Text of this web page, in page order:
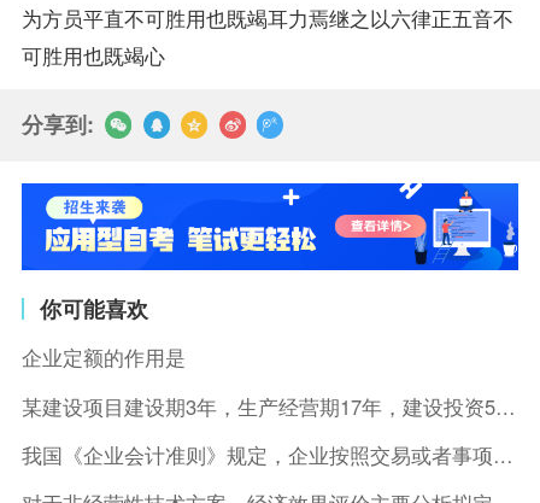
为方员平直不可胜用也既竭耳力焉继之以六律正五音不
可胜用也既竭心
分享到:
你可能喜欢
企业定额的作用是
某建设项目建设期3年，生产经营期17年，建设投资5500万元
我国《企业会计准则》规定，企业按照交易或者事项的经济特征确定